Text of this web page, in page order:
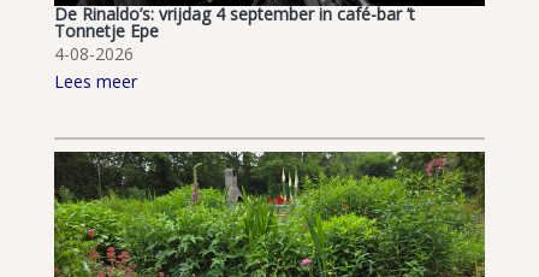
De Rinaldo’s: vrijdag 4 september in café-bar ’t
Tonnetje Epe
4-08-2026
Lees meer